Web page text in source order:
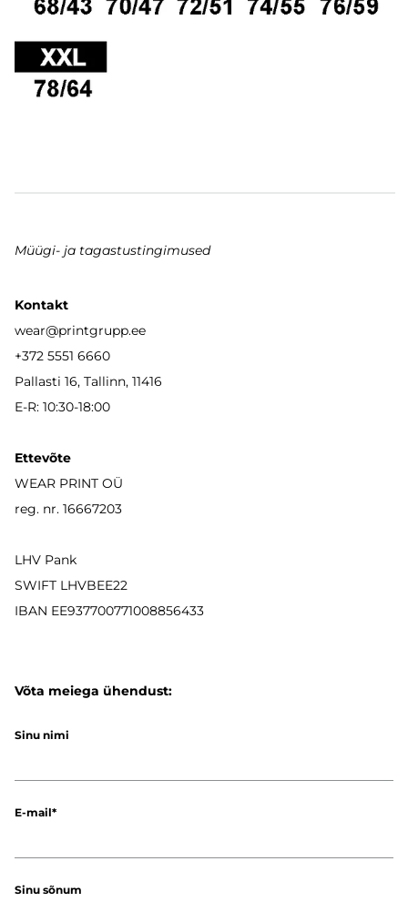
Müügi- ja tagastustingimused
Kontakt
wear@printgrupp.ee
+372 5551 6660
Pallasti 16, Tallinn, 11416
E-R: 10:30-18:00
Ettevõte
WEAR PRINT OÜ
reg. nr. 16667203
LHV Pank
SWIFT LHVBEE22
IBAN EE937700771008856433
Võta meiega ühendust:
Sinu nimi
E-mail
Sinu sõnum